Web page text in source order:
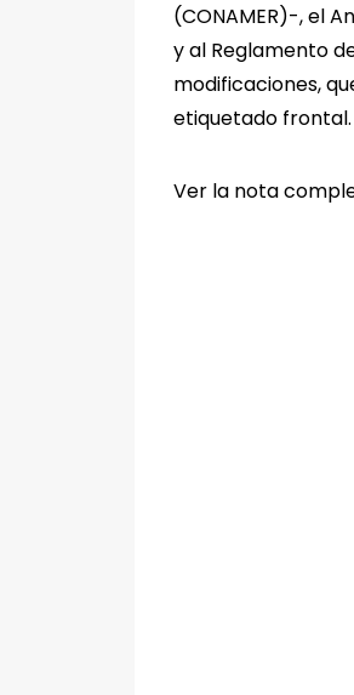
(CONAMER)-, el
y al Reglamento
modificaciones,
etiquetado frontal.
Ver la nota